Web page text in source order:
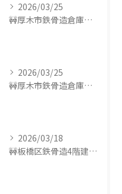
2026/03/25
🚧厚木市鉄骨造倉庫解体工事🚧
2026/03/25
🚧厚木市鉄骨造倉庫解体工事🚧
2026/03/18
🚧板橋区鉄骨造4階建て解体工事🚧